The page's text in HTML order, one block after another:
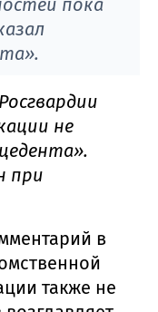
не
при
в
также не